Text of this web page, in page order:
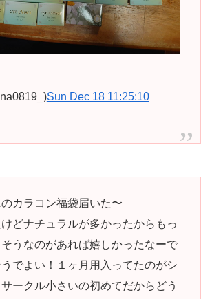
Sun Dec 18 11:25:10
カラコン福袋届いた〜
どナチュラルが多かったからもっ
うなのがあれば嬉しかったなーで
でよい！１ヶ月用入ってたのがシ
ークル小さいの初めてだからどう